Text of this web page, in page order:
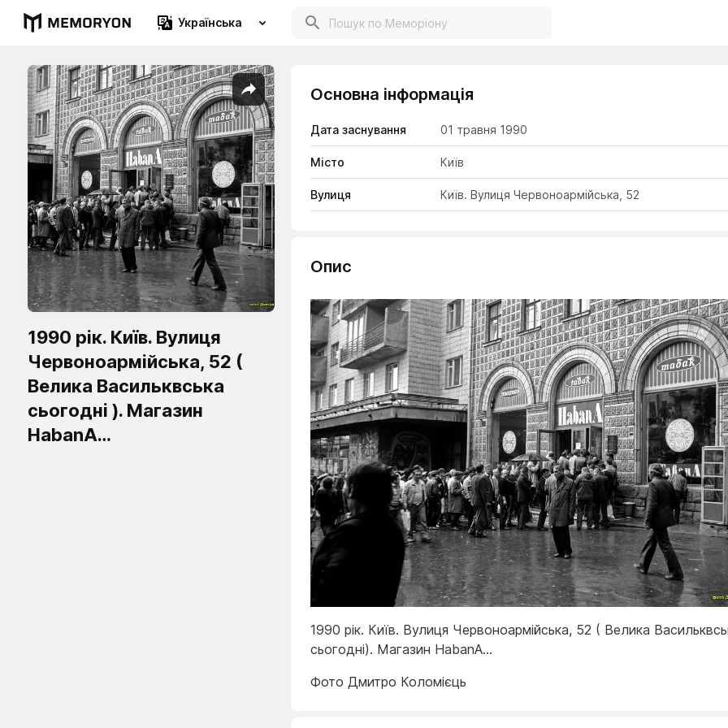
Українська
1990 рік. Київ. Вулиця
Червоноармійська, 52 (
Велика Васильквська
сьогодні ). Магазин
HabanA…
Основна інформація
Дата заснування 01 травня 1990
Місто Київ
Вулиця Київ. Вулиця Червоноармійська, 52
Опис
1990 рік. Київ. Вулиця Червоноармійська, 52 ( Велика
сьогодні). Магазин HabanA…
Фото Дмитро Коломієць